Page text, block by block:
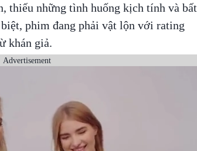
thiếu những tình huống kịch tính và bất
phim đang phải vật lộn với rating
khán giả.
Advertisement